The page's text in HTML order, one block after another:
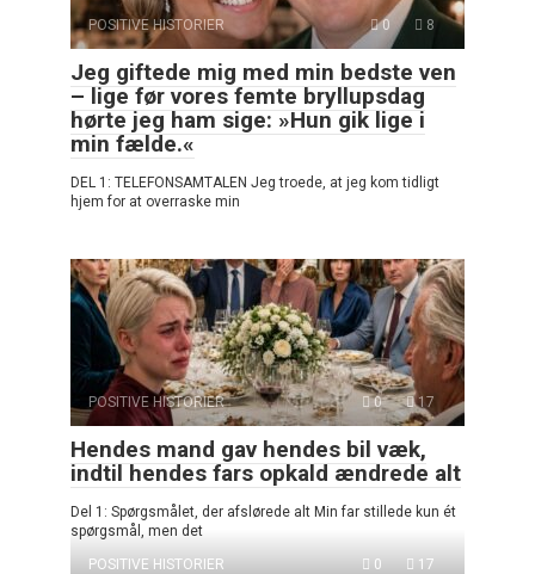
POSITIVE HISTORIER 0 8
Jeg giftede mig med min bedste ven
– lige før vores femte bryllupsdag
hørte jeg ham sige: »Hun gik lige i
min fælde.«
DEL 1: TELEFONSAMTALEN Jeg troede, at jeg kom tidligt
hjem for at overraske min
POSITIVE HISTORIER 0 17
Hendes mand gav hendes bil væk,
indtil hendes fars opkald ændrede alt
Del 1: Spørgsmålet, der afslørede alt Min far stillede kun ét
spørgsmål, men det
POSITIVE HISTORIER
0 17